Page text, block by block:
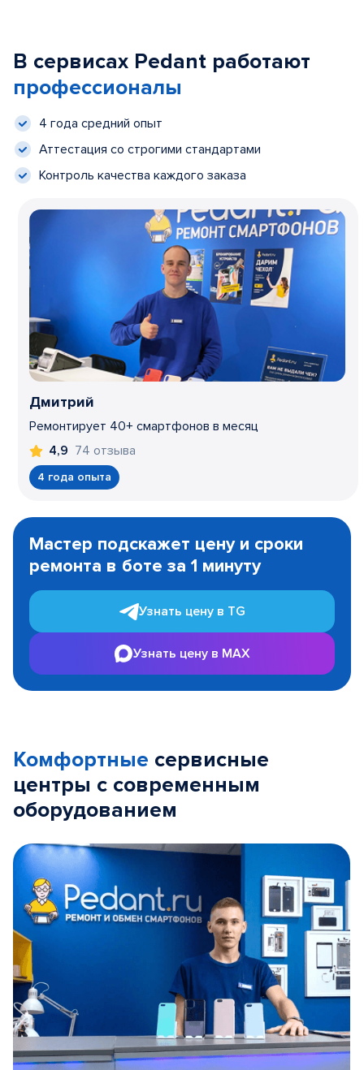
В сервисах Pedant работают
профессионалы
4 года средний опыт
Аттестация со строгими стандартами
Контроль качества каждого заказа
Дмитрий
Ремонтирует 40+ смартфонов в месяц
4,9 74 отзыва
4 года опыта
1
Мастер подскажет цену и сроки
ремонта в боте за 1 минуту
Узнать цену в TG
Узнать цену в MAX
Комфортные сервисные
центры с современным
оборудованием